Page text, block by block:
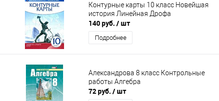
Контурные карты 10 класс Новейшая
история Линейная Дрофа
140 руб. / шт
Подробнее
Александрова 8 класс Контрольные
работы Алгебра
72 руб. / шт